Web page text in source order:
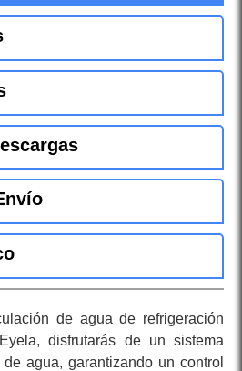
de agua de refrigeración
disfrutarás de un sistema
agua, garantizando un control